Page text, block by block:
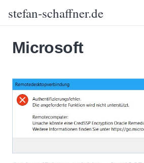
stefan-schaffner.de
Microsoft